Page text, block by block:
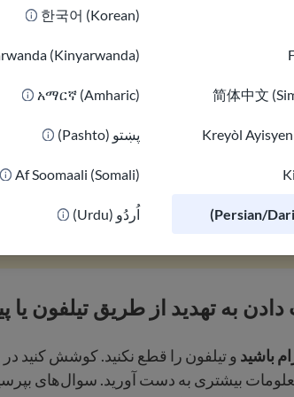
简体中文
Kreyòl
한국어 (Korean)
(Kinyarwanda)
አማርኛ (Amharic)
پښتو (Pashto)
Af Soomaali (Somali)
اُردُو (Urdu)
نزدیکان خود بخواهید. اگر فردی را که شما را
باشید که به شناسایی فرد کمک می کند مانند
لباس و هر چیز دیگری که برجسته است.
که زندگی شما در خطر فوری قرار دارد،
را به مجریان قانون گزارش دهید.
می گیریدچه انتظاری داشته باشید .
به تهدید از طریق تیلفون یا
باشید و تیلفون را قطع نکنید. کوشش کنید
بیشتری به دست آورید. سوال‌های